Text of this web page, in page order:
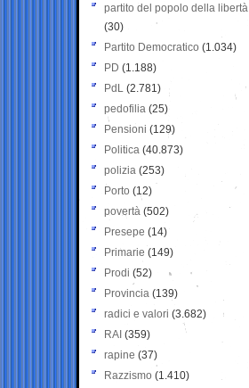
partito del popolo della libertà
(30)
Partito Democratico (1.034)
PD (1.188)
PdL (2.781)
pedofilia (25)
Pensioni (129)
Politica (40.873)
polizia (253)
Porto (12)
povertà (502)
Presepe (14)
Primarie (149)
Prodi (52)
Provincia (139)
radici e valori (3.682)
RAI (359)
rapine (37)
Razzismo (1.410)